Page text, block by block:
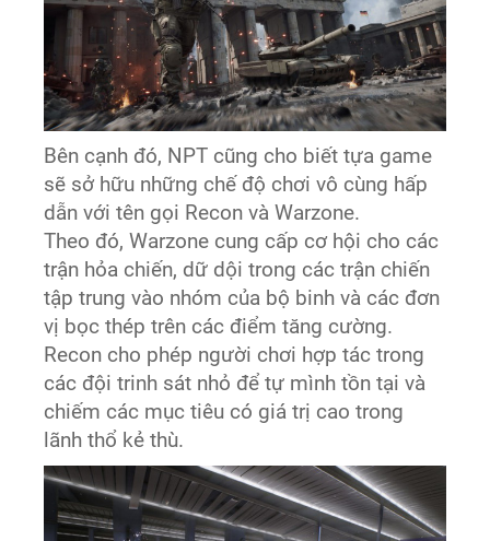
Bên cạnh đó, NPT cũng cho biết tựa game
sẽ sở hữu những chế độ chơi vô cùng hấp
dẫn với tên gọi Recon và Warzone.
Theo đó, Warzone cung cấp cơ hội cho các
trận hỏa chiến, dữ dội trong các trận chiến
tập trung vào nhóm của bộ binh và các đơn
vị bọc thép trên các điểm tăng cường.
Recon cho phép người chơi hợp tác trong
các đội trinh sát nhỏ để tự mình tồn tại và
chiếm các mục tiêu có giá trị cao trong
lãnh thổ kẻ thù.